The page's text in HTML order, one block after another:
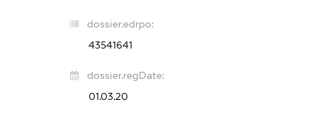
dossier.edrpo:
43541641
dossier.regDate:
01.03.20